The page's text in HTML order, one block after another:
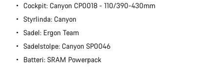
Cockpit: Canyon CP0018 - 110/390-430mm
Styrlinda: Canyon
Sadel: Ergon Team
Sadelstolpe: Canyon SP0046
Batteri: SRAM Powerpack
Vår kundtjänst finns här redo att besvara dina frågor om
allt från ändringar i din order till storleksfrågor på cyklar.
Starta chatt